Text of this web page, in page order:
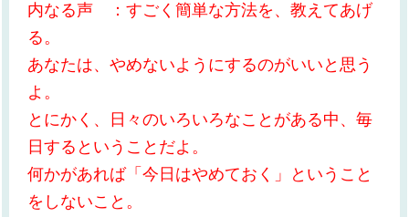
内なる声 ：すごく簡単な方法を、教えてあげ
る。
あなたは、やめないようにするのがいいと思う
よ。
とにかく、日々のいろいろなことがある中、毎
日するということだよ。
何かがあれば「今日はやめておく」ということ
をしないこと。